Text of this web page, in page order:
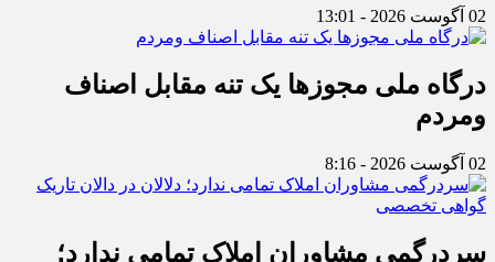
02 آگوست 2026 - 13:01
درگاه ملی مجوزها یک تنه مقابل اصناف
ومردم
02 آگوست 2026 - 8:16
سردرگمی مشاوران املاک تمامی ندارد؛